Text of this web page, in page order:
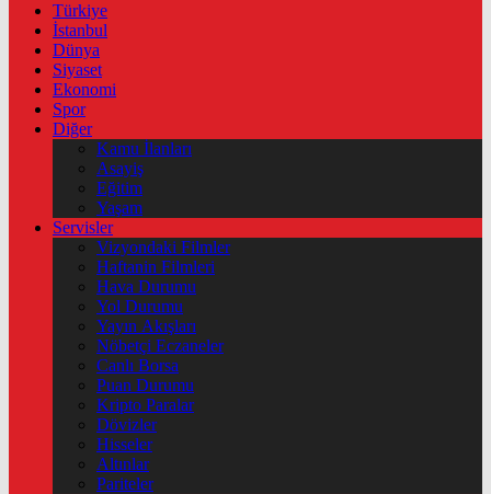
Türkiye
İstanbul
Dünya
Siyaset
Ekonomi
Spor
Diğer
Kamu İlanları
Asayiş
Eğitim
Yaşam
Servisler
Vizyondaki Filmler
Haftanin Filmleri
Hava Durumu
Yol Durumu
Yayın Akışları
Nöbetçi Eczaneler
Canlı Borsa
Puan Durumu
Kripto Paralar
Dövizler
Hisseler
Altınlar
Pariteler